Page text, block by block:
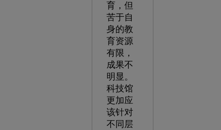
育，但
苦于自
身的教
育资源
有限，
成果不
明显。
科技馆
更加应
该针对
不同层